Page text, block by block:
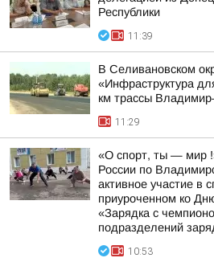
Республики
11:39
В Селивановском
«Инфраструктура
км трассы
11:29
«О спорт, ты — мир
России по
активное участие в
приуроченном ко
«Зарядка с
подразделений
10:53